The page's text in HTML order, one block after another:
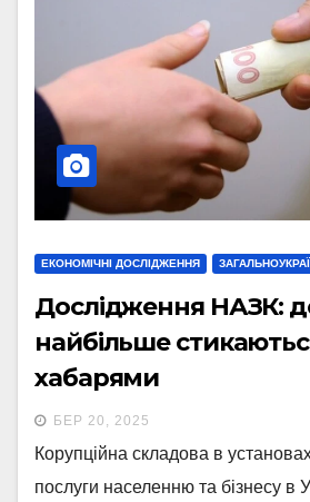
ЕКОНОМІЧНІ ДОСЛІДЖЕННЯ
Дослідження НАЗК:
найбільше
хабарями
БЕР 20, 2025
Корупційна складова в
послуги населенню та бізнесу в